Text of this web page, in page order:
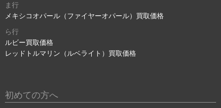
ま行
メキシコオパール（ファイヤーオパール）買取価格
ら行
ルビー買取価格
レッドトルマリン（ルベライト）買取価格
初めての方へ